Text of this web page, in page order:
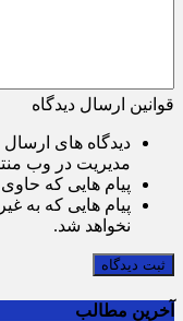
قوانین ارسال دیدگاه
دیدگاه های
مدیریت در وب
پیام هایی که
پیام هایی که به
نخواهد شد.
ثبت دیدگاه
آخرین مطالب